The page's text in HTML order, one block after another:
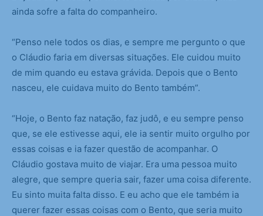
ainda sofre a falta do companheiro.
“Penso nele todos os dias, e sempre me pergunto o que
o Cláudio faria em diversas situações. Ele cuidou muito
de mim quando eu estava grávida. Depois que o Bento
nasceu, ele cuidava muito do Bento também”.
“Hoje, o Bento faz natação, faz judô, e eu sempre penso
que, se ele estivesse aqui, ele ia sentir muito orgulho por
essas coisas e ia fazer questão de acompanhar. O
Cláudio gostava muito de viajar. Era uma pessoa muito
alegre, que sempre queria sair, fazer uma coisa diferente.
Eu sinto muita falta disso. E eu acho que ele também ia
querer fazer essas coisas com o Bento, que seria muito